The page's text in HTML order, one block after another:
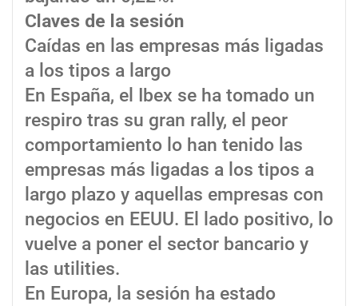
Claves de la sesión
Caídas en las empresas más ligadas
a los tipos a largo
En España, el Ibex se ha tomado un
respiro tras su gran rally, el peor
comportamiento lo han tenido las
empresas más ligadas a los tipos a
largo plazo y aquellas empresas con
negocios en EEUU. El lado positivo, lo
vuelve a poner el sector bancario y
las utilities.
En Europa, la sesión ha estado